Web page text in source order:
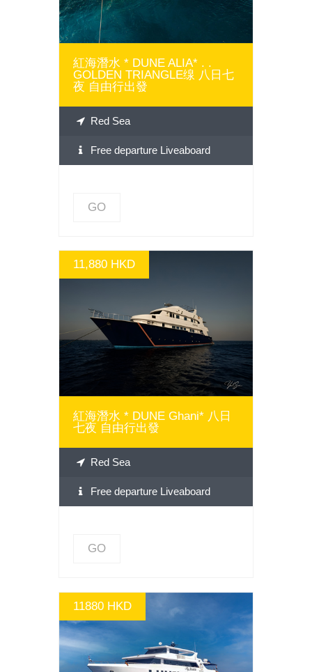
紅海潛水 * DUNE ALIA* . .
GOLDEN TRIANGLE缐 八日七
夜 自由行出發
Red Sea
Free departure Liveaboard
GO
11,880 HKD
GO
紅海潛水 * DUNE Ghani* 八日
七夜 自由行出發
Red Sea
Free departure Liveaboard
GO
11880 HKD
GO